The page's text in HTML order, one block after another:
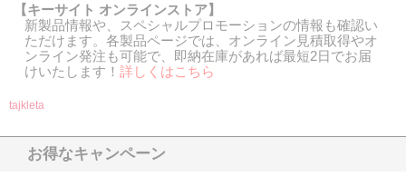
【キーサイト オンラインストア】
新製品情報や、スペシャルプロモーションの情報も確認い
ただけます。各製品ページでは、オンライン見積取得やオ
ンライン発注も可能で、即納在庫があれば最短2日でお届
けいたします！ 詳しくはこち ら
tajkleta
お得なキャンペーン